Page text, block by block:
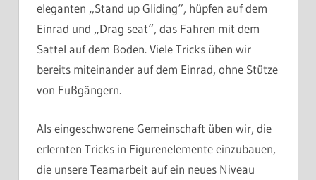
eleganten „Stand up Gliding“, hüpfen auf dem
Einrad und „Drag seat“, das Fahren mit dem
Sattel auf dem Boden. Viele Tricks üben wir
bereits miteinander auf dem Einrad, ohne Stütze
von Fußgängern.
Als eingeschworene Gemeinschaft üben wir, die
erlernten Tricks in Figurenelemente einzubauen,
die unsere Teamarbeit auf ein neues Niveau